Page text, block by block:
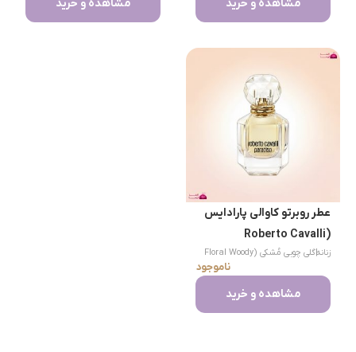
مشاهده و خرید مشاهده و خرید
عطر روبرتو کاوالی پارادایس
(Roberto Cavalli
Paradiso)
زنانه|
گلی چوبی مُشکی (Floral Woody
ناموجود
مشاهده و خرید